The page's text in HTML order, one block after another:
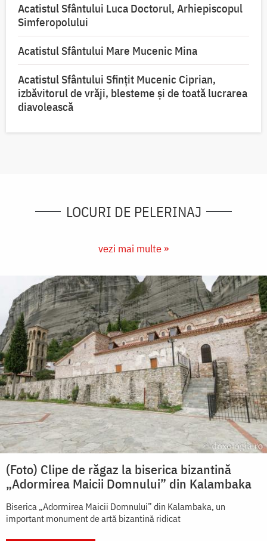
Acatistul Sfântului Luca Doctorul, Arhiepiscopul
Simferopolului
Acatistul Sfântului Mare Mucenic Mina
Acatistul Sfântului Sfințit Mucenic Ciprian,
izbăvitorul de vrăji, blesteme și de toată lucrarea
diavolească
LOCURI DE PELERINAJ
vezi mai multe »
(Foto) Clipe de răgaz la biserica bizantină
„Adormirea Maicii Domnului” din Kalambaka
Biserica „Adormirea Maicii Domnului” din Kalambaka, un
important monument de artă bizantină ridicat